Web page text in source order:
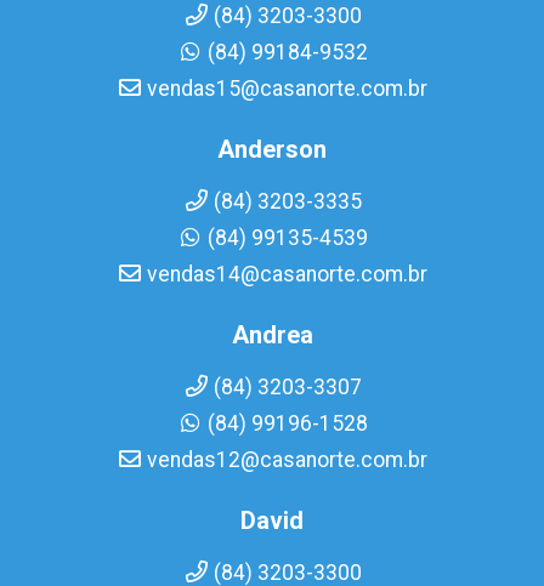
(84) 3203-3300
(84) 99184-9532
vendas15@casanorte.com.br
Anderson
(84) 3203-3335
(84) 99135-4539
vendas14@casanorte.com.br
Andrea
(84) 3203-3307
(84) 99196-1528
vendas12@casanorte.com.br
David
(84) 3203-3300